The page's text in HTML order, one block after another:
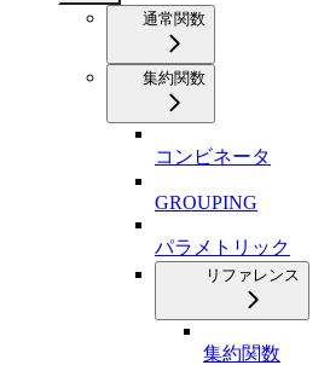
通常関数
集約関数
コンビネータ
GROUPING
パラメトリック
リファレンス
集約関数